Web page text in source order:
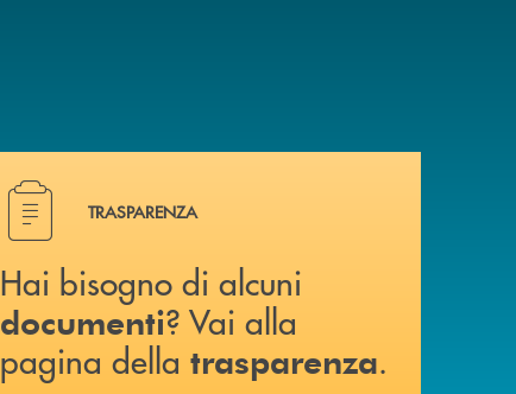
Hai bisogno di alcuni documenti ? Vai alla pagina della
TRASPARENZA
Hai bisogno di alcuni
documenti? Vai alla
pagina della trasparenza.